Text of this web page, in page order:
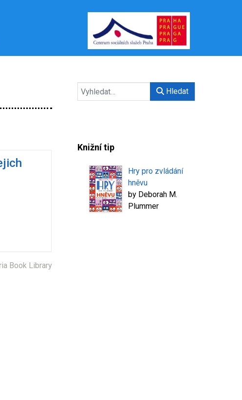
Book Library
Hledat
Knižní tip
Hry pro zvládání
hněvu
by Deborah M.
Plummer